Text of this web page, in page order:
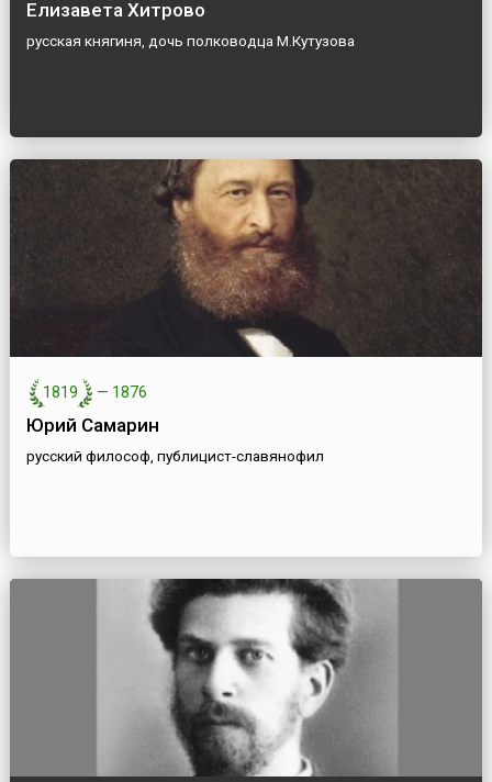
Елизавета Хитрово
русская княгиня, дочь полководца М.Кутузова
1819 — 1876
Юрий Самарин
русский философ, публицист-славянофил